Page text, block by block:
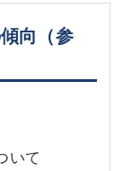
向（参
いて